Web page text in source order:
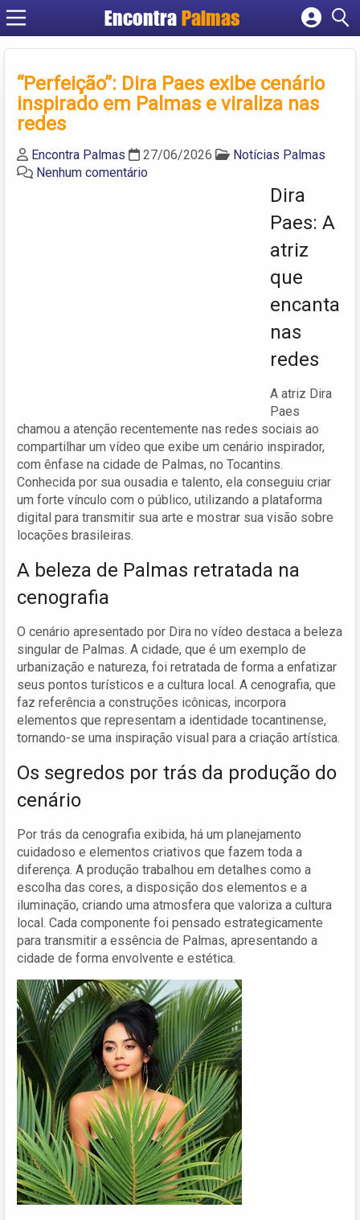
Encontra Palmas
Cadastrar empresa
Criar conta
“Perfeição”: Dira Paes exibe cenário
inspirado em Palmas e viraliza nas
redes
Encontra Palmas 27/06/2026
Notícias Palmas
Nenhum comentário
Dira
Paes: A
atriz
que
encanta
nas
redes
A atriz Dira
Paes
chamou a atenção recentemente nas redes sociais ao
compartilhar um vídeo que exibe um cenário inspirador,
com ênfase na cidade de Palmas, no Tocantins.
Conhecida por sua ousadia e talento, ela conseguiu criar
um forte vínculo com o público, utilizando a plataforma
digital para transmitir sua arte e mostrar sua visão sobre
locações brasileiras.
A beleza de Palmas retratada na
cenografia
O cenário apresentado por Dira no vídeo destaca a beleza
singular de Palmas. A cidade, que é um exemplo de
urbanização e natureza, foi retratada de forma a enfatizar
seus pontos turísticos e a cultura local. A cenografia, que
faz referência a construções icônicas, incorpora
elementos que representam a identidade tocantinense,
tornando-se uma inspiração visual para a criação artística.
Os segredos por trás da produção do
cenário
Por trás da cenografia exibida, há um planejamento
cuidadoso e elementos criativos que fazem toda a
diferença. A produção trabalhou em detalhes como a
escolha das cores, a disposição dos elementos e a
iluminação, criando uma atmosfera que valoriza a cultura
local. Cada componente foi pensado estrategicamente
para transmitir a essência de Palmas, apresentando a
cidade de forma envolvente e estética.